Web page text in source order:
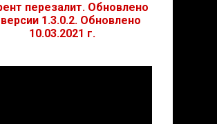
перезалит. Обновлено
1.3.0.2. Обновлено
10.03.2021 г.